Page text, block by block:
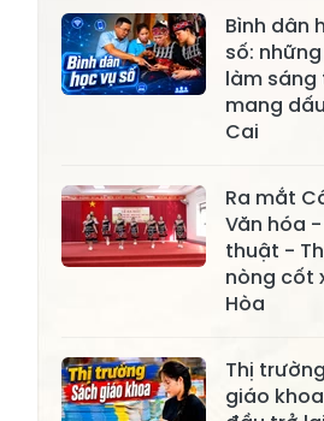
Bằng La
Xã
Xã Nghĩa Tâm
Xã
Hạ
Xã Đông
Cuông
Xã
Xã Mậu A Xã
Xã Lục Yên
Xã
Bình dân
số:
làm sáng
mang
Cai
Ra mắt
Văn hóa
thuật -
nòng cốt
Hòa
Thị
giáo